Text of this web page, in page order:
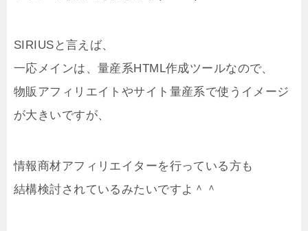
SIRIUSと言えば、
一応メインは、量産系HTML作成ツールなので、
物販アフィリエイトやサイト量産系で使うイメージ
が大きいですが、
情報商材アフィリエイターを行っている方も
結構検討されているみたいですよ＾＾